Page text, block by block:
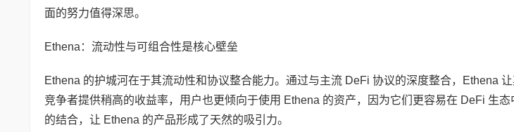
面的努力值得深思。
Ethena：流动性与可组合性是核心壁垒
Ethena 的护城河在于其流动性和协议整合能力。通过与主流 DeFi 协议的深度整合，Ethena
竞争者提供稍高的收益率，用户也更倾向于使用 Ethena 的资产，因为它们更容易在 DeFi 生
的结合，让 Ethena 的产品形成了天然的吸引力。